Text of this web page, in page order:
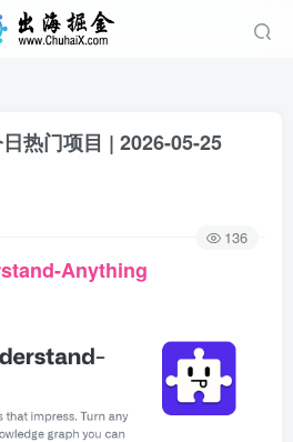
热门项目 | 2026-05-25
136
Anything